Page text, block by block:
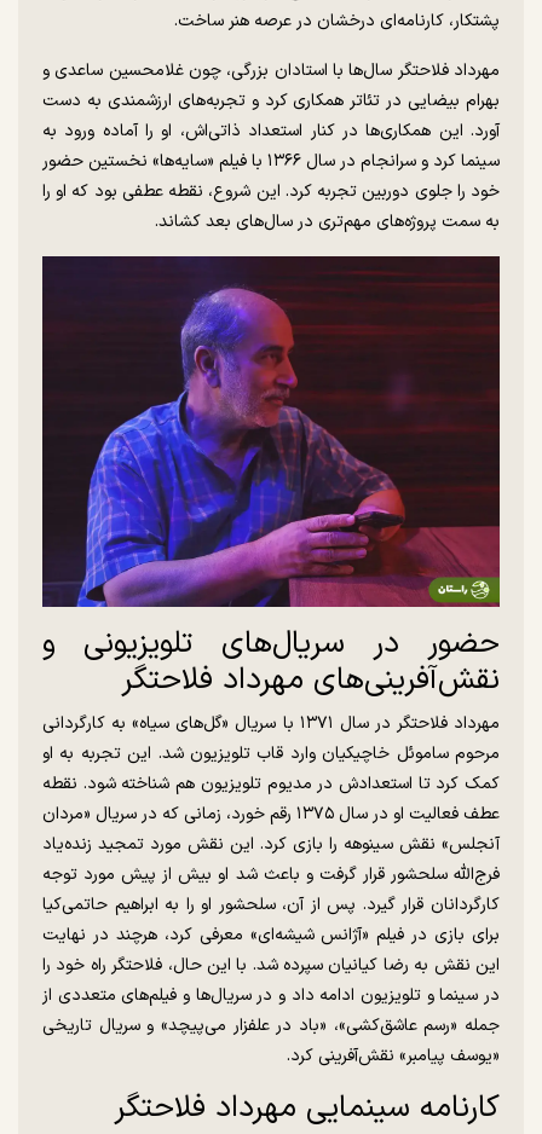
پشتکار، کارنامه‌ای درخشان در عرصه هنر ساخت.
مهرداد فلاحتگر سال‌ها با استادان بزرگی، چون غلامحسین ساعدی و
بهرام بیضایی در تئاتر همکاری کرد و تجربه‌های ارزشمندی به دست
آورد. این همکاری‌ها در کنار استعداد ذاتی‌اش، او را آماده ورود به
سینما کرد و سرانجام در سال ۱۳۶۶ با فیلم «سایه‌ها» نخستین حضور
خود را جلوی دوربین تجربه کرد. این شروع، نقطه عطفی بود که او را
به سمت پروژه‌های مهم‌تری در سال‌های بعد کشاند.
حضور در سریال‌های تلویزیونی و
نقش‌آفرینی‌های مهرداد فلاحتگر
مهرداد فلاحتگر در سال ۱۳۷۱ با سریال «گل‌های سیاه» به کارگردانی
مرحوم ساموئل خاچیکیان وارد قاب تلویزیون شد. این تجربه به او
کمک کرد تا استعدادش در مدیوم تلویزیون هم شناخته شود. نقطه
عطف فعالیت او در سال ۱۳۷۵ رقم خورد، زمانی که در سریال «مردان
آنجلس» نقش سینوهه را بازی کرد. این نقش مورد تمجید زنده‌یاد
فرج‌الله سلحشور قرار گرفت و باعث شد او بیش از پیش مورد توجه
کارگردانان قرار گیرد. پس از آن، سلحشور او را به ابراهیم حاتمی‌کیا
برای بازی در فیلم «آژانس شیشه‌ای» معرفی کرد، هرچند در نهایت
این نقش به رضا کیانیان سپرده شد. با این حال، فلاحتگر راه خود را
در سینما و تلویزیون ادامه داد و در سریال‌ها و فیلم‌های متعددی از
جمله «رسم عاشق‌کشی»، «باد در علفزار می‌پیچد» و سریال تاریخی
«یوسف پیامبر» نقش‌آفرینی کرد.
کارنامه سینمایی مهرداد فلاحتگر